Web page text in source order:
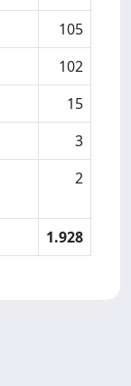
105
102
15
3
2
1.928